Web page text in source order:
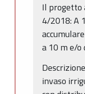
Il progetto
4/2018: A
a 10 m e/o
invaso